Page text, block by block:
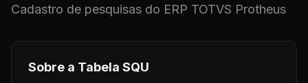
Cadastro de pesquisas do ERP TOTVS Protheus
Sobre a Tabela SQU